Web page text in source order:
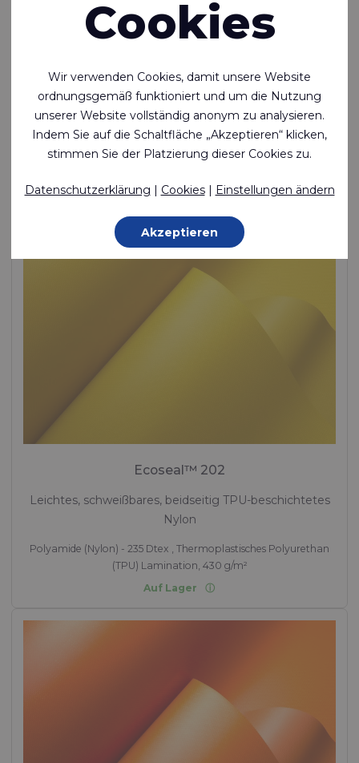
Luftdichtes, verschweißbares, einseitig beschichtetes
Polyamid
Polyamide (Nylon) - 235 Dtex , Thermoplastisches Polyurethan
(TPU) Beschichtung, 275 g/m²
Ecoseal™ 202
Leichtes, schweißbares, beidseitig TPU-beschichtetes
Nylon
Polyamide (Nylon) - 235 Dtex , Thermoplastisches Polyurethan
(TPU) Lamination, 430 g/m²
Auf Lager
Cookies
Wir verwenden Cookies, damit unsere Website
ordnungsgemäß funktioniert und um die Nutzung
unserer Website vollständig anonym zu analysieren.
Indem Sie auf die Schaltfläche „Akzeptieren“ klicken,
stimmen Sie der Platzierung dieser Cookies zu.
Datenschutzerklärung | Cookies| Einstellungen ändern
Akzeptieren